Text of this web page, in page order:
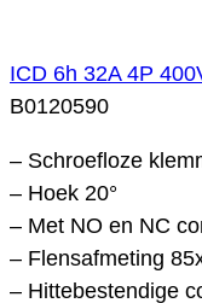
ICD 6h 32A 4P
B0120590
– Schroefloze
– Hoek 20°
– Met NO en NC
– Flensafmeting
– Hittebestendige